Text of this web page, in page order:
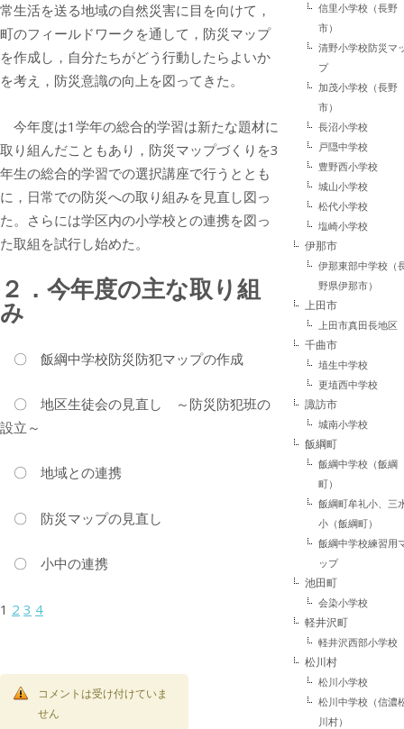
常生活を送る地域の自然災害に目を向けて，
町のフィールドワークを通して，防災マップ
を作成し，自分たちがどう行動したらよいか
を考え，防災意識の向上を図ってきた。
今年度は1学年の総合的学習は新たな題材に
取り組んだこともあり，防災マップづくりを3
年生の総合的学習での選択講座で行うととも
に，日常での防災への取り組みを見直し図っ
た。さらには学区内の小学校との連携を図っ
た取組を試行し始めた。
２．今年度の主な取り組
み
〇 飯綱中学校防災防犯マップの作成
〇 地区生徒会の見直し ～防災防犯班の
設立～
〇 地域との連携
〇 防災マップの見直し
〇 小中の連携
1 2 3 4
コメントは受け付けていま
せん
信里小学校（長野
市）
清野小学校防災マ
プ
加茂小学校（長野
市）
長沼小学校
戸隠中学校
豊野西小学校
城山小学校
松代小学校
塩崎小学校
伊那市
伊那東部中学校（
野県伊那市）
上田市
上田市真田長地区
千曲市
埴生中学校
更埴西中学校
諏訪市
城南小学校
飯綱町
飯綱中学校（飯綱
町）
飯綱町牟礼小、三
小（飯綱町）
飯綱中学校練習用
ップ
池田町
会染小学校
軽井沢町
軽井沢西部小学校
松川村
松川小学校
松川中学校（信濃
川村）